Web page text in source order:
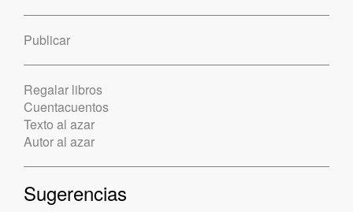
Publicar
Regalar libros
Cuentacuentos
Texto al azar
Autor al azar
Sugerencias